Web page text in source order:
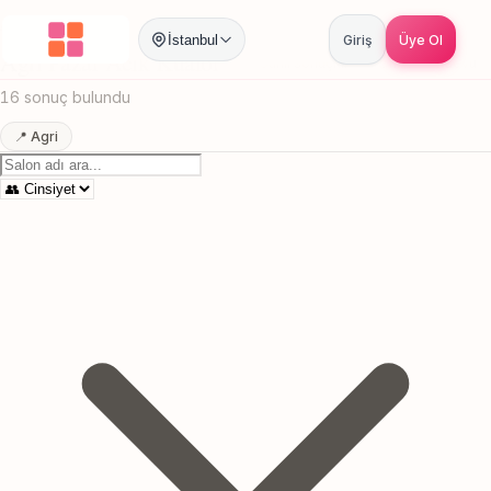
İstanbul Giriş Üye Ol
Anasayfa / Pazar Acik Kuafor
Agri Pazar Acik Kuafor
16 sonuç bulundu
📍 Agri
Canlı sonuçlar Online randevu